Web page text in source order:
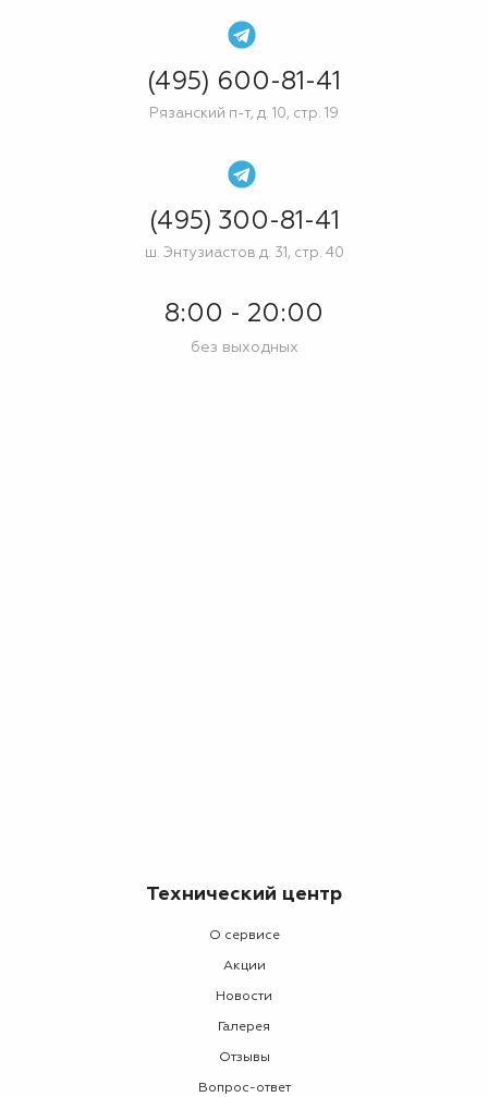
(495) 600-81-41
Рязанский п-т, д. 10, стр. 19
(495) 300-81-41
ш. Энтузиастов д. 31, стр. 40
8:00 - 20:00
без выходных
Технический центр
О сервисе
Акции
Новости
Галерея
Отзывы
Вопрос-ответ